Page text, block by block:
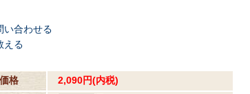
い合わせる
える
格
2,090円(内税)